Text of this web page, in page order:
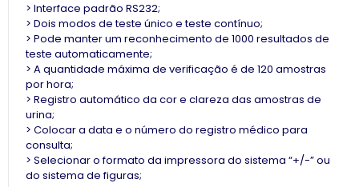
> Interface padrão RS232;
> Dois modos de teste único e teste contínuo;
> Pode manter um reconhecimento de 1000 resultados de
teste automaticamente;
> A quantidade máxima de verificação é de 120 amostras
por hora;
> Registro automático da cor e clareza das amostras de
urina;
> Colocar a data e o número do registro médico para
consulta;
> Selecionar o formato da impressora do sistema “+/-” ou
do sistema de figuras;